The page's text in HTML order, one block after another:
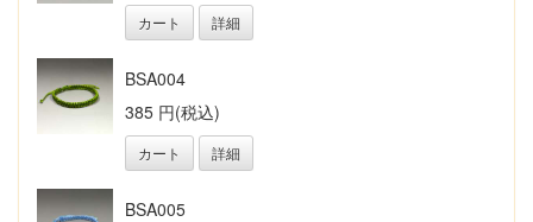
カート 詳細
BSA004
385 円(税込)
カート 詳細
BSA005